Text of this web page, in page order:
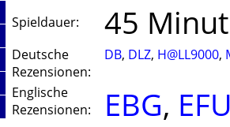
Spieldauer: 45
Deutsche
Rezensionen:
DB, DLZ, H@LL9000,
Englische
Rezensionen:
EBG,